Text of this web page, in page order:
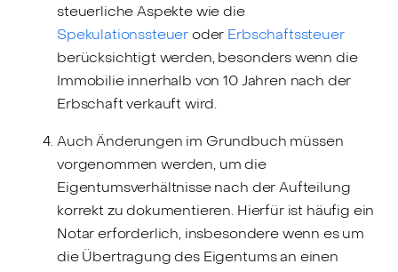
steuerliche Aspekte wie die
Spekulationssteueroder Erbschaftssteuer
berücksichtigt werden, besonders wenn die
Immobilie innerhalb von 10 Jahren nach der
Erbschaft verkauft wird.
Auch Änderungen im Grundbuch müssen
vorgenommen werden, um die
Eigentumsverhältnisse nach der Aufteilung
korrekt zu dokumentieren. Hierfür ist häufig ein
Notar erforderlich, insbesondere wenn es um
die Übertragung des Eigentums an einen